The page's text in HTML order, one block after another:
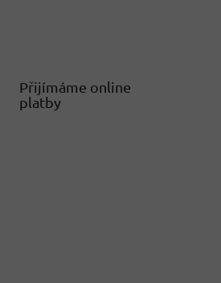
Přijímáme online
platby